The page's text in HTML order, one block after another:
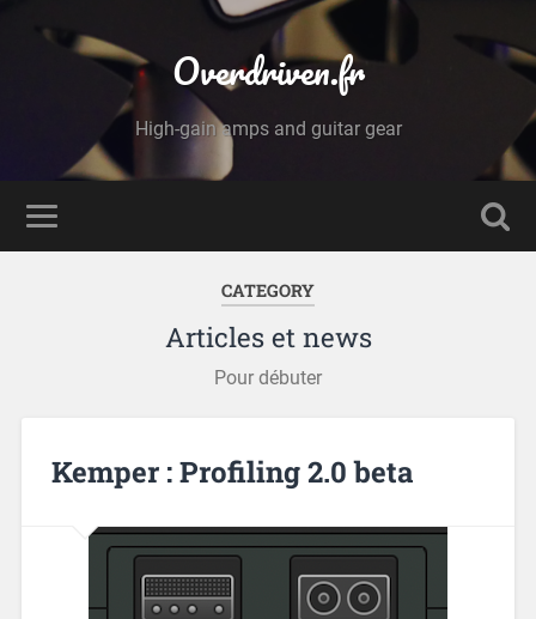
Overdriven.fr
High-gain amps and guitar gear
CATEGORY
Articles et news
Pour débuter
Kemper : Profiling 2.0 beta